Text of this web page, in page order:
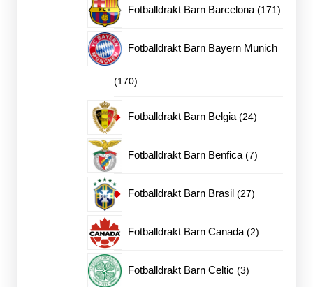
Fotballdrakt Barn Barcelona 171171
Fotballdrakt Barn Bayern Munich
170170
produkter
Fotballdrakt Barn Belgia 2424
Fotballdrakt Barn Benfica 77
Fotballdrakt Barn Brasil 2727
Fotballdrakt Barn Canada 22
Fotballdrakt Barn Celtic 33